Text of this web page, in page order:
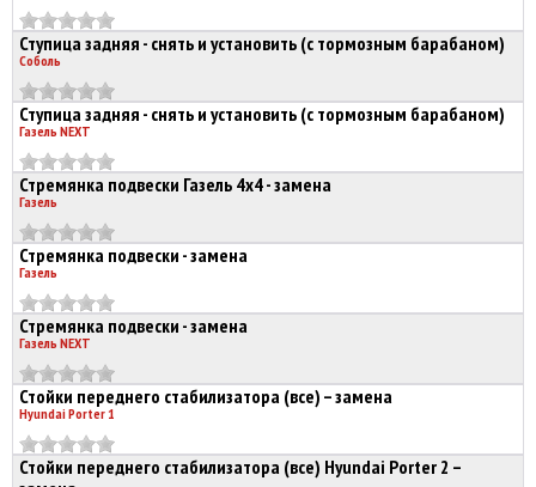
Ступица задняя - снять и установить (с тормозным барабаном)
Соболь
Ступица задняя - снять и установить (с тормозным барабаном)
Газель NEXT
Стремянка подвески Газель 4х4 - замена
Газель
Стремянка подвески - замена
Газель
Стремянка подвески - замена
Газель NEXT
Стойки переднего стабилизатора (все) – замена
Hyundai Porter 1
Стойки переднего стабилизатора (все) Hyundai Porter 2 –